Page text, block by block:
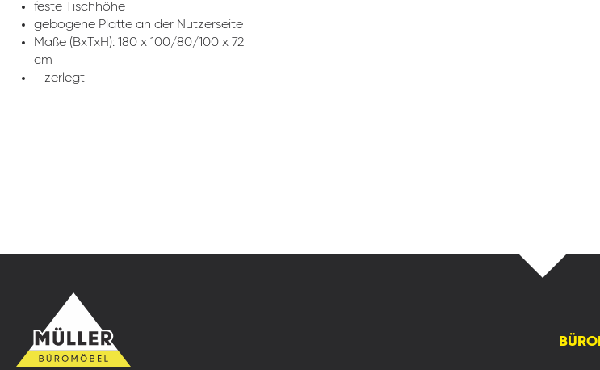
feste Tischhöhe
gebogene Platte an der Nutzerseite
Maße (BxTxH): 180 x 100/80/100 x 72
cm
- zerlegt -